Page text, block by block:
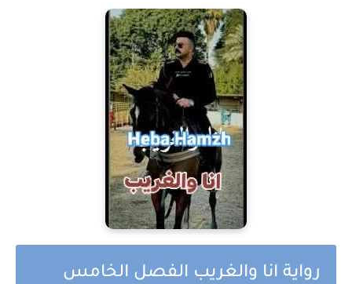
رواية انا والغريب الفصل الخامس